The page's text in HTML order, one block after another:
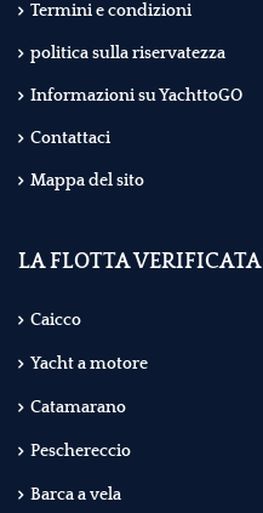
Termini e condizioni
politica sulla riservatezza
Informazioni su YachttoGO
Contattaci
Mappa del sito
LA FLOTTA VERIFICATA
Caicco
Yacht a motore
Catamarano
Peschereccio
Barca a vela